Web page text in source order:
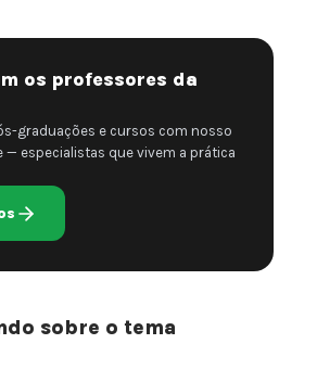
os professores da
graduações e cursos com nosso
— especialistas que vivem a prática
sobre o tema